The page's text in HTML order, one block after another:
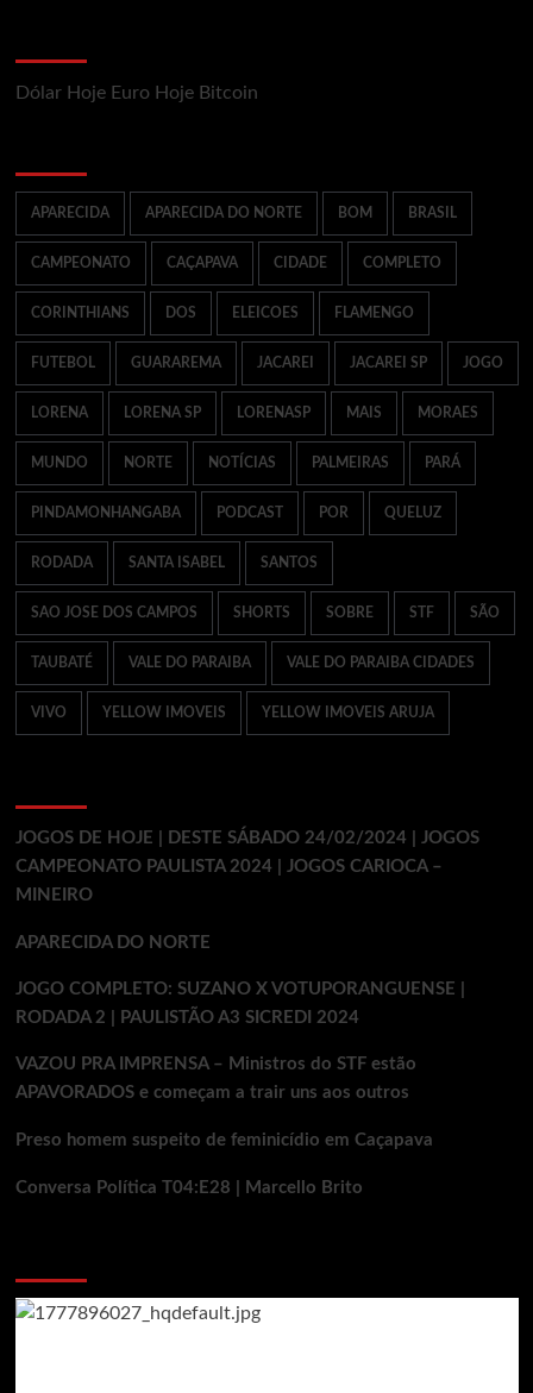
Dólar Hoje Euro Hoje Bitcoin
APARECIDA APARECIDA DO NORTE BOM BRASIL
CAMPEONATO CAÇAPAVA CIDADE COMPLETO
CORINTHIANS DOS ELEICOES FLAMENGO
FUTEBOL GUARAREMA JACAREI JACAREI SP JOGO
LORENA LORENA SP LORENASP MAIS MORAES
MUNDO NORTE NOTÍCIAS PALMEIRAS PARÁ
PINDAMONHANGABA PODCAST POR QUELUZ
RODADA SANTA ISABEL SANTOS
SAO JOSE DOS CAMPOS SHORTS SOBRE STF SÃO
TAUBATÉ VALE DO PARAIBA VALE DO PARAIBA CIDADES
VIVO YELLOW IMOVEIS YELLOW IMOVEIS ARUJA
JOGOS DE HOJE | DESTE SÁBADO 24/02/2024 | JOGOS
CAMPEONATO PAULISTA 2024 | JOGOS CARIOCA –
MINEIRO
APARECIDA DO NORTE
JOGO COMPLETO: SUZANO X VOTUPORANGUENSE |
RODADA 2 | PAULISTÃO A3 SICREDI 2024
VAZOU PRA IMPRENSA – Ministros do STF estão
APAVORADOS e começam a trair uns aos outros
Preso homem suspeito de feminicídio em Caçapava
Conversa Política T04:E28 | Marcello Brito